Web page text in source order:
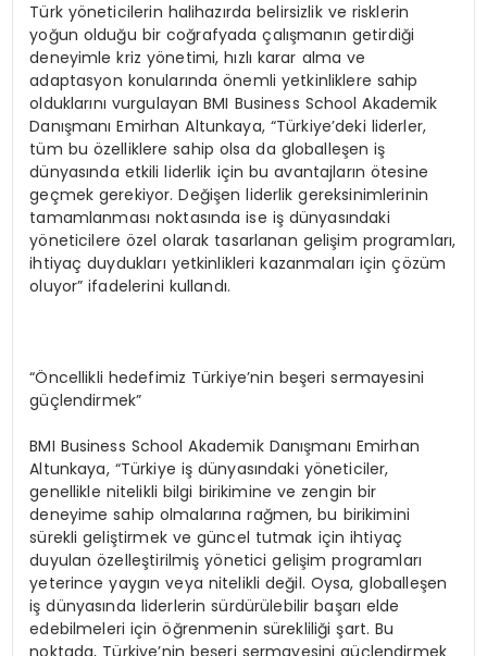
Türk yöneticilerin halihazırda belirsizlik ve risklerin
yoğun olduğu bir coğrafyada çalışmanın getirdiği
deneyimle kriz yönetimi, hızlı karar alma ve
adaptasyon konularında önemli yetkinliklere sahip
olduklarını vurgulayan BMI Business School Akademik
Danışmanı Emirhan Altunkaya, “Türkiye’deki liderler,
tüm bu özelliklere sahip olsa da globalleşen iş
dünyasında etkili liderlik için bu avantajların ötesine
geçmek gerekiyor. Değişen liderlik gereksinimlerinin
tamamlanması noktasında ise iş dünyasındaki
yöneticilere özel olarak tasarlanan gelişim programları,
ihtiyaç duydukları yetkinlikleri kazanmaları için çözüm
oluyor” ifadelerini kullandı.
“Öncellikli hedefimiz Türkiye’nin beşeri sermayesini
güçlendirmek”
BMI Business School Akademik Danışmanı Emirhan
Altunkaya, “Türkiye iş dünyasındaki yöneticiler,
genellikle nitelikli bilgi birikimine ve zengin bir
deneyime sahip olmalarına rağmen, bu birikimini
sürekli geliştirmek ve güncel tutmak için ihtiyaç
duyulan özelleştirilmiş yönetici gelişim programları
yeterince yaygın veya nitelikli değil. Oysa, globalleşen
iş dünyasında liderlerin sürdürülebilir başarı elde
edebilmeleri için öğrenmenin sürekliliği şart. Bu